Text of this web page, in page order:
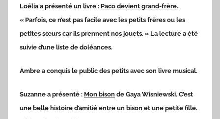
Loélia a présenté un livre : Paco devient grand-frère.
« Parfois, ce n’est pas facile avec les petits frères ou les
petites sœurs car ils prennent nos jouets. » La lecture a été
suivie d’une liste de doléances.
Ambre a conquis le public des petits avec son livre musical.
Suzanne a présenté : Mon bison de Gaya Wisniewski. C’est
une belle histoire d’amitié entre un bison et une petite fille.